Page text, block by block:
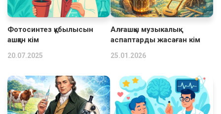
Фотосинтез құбылысын
ашқан кім
20.07.2025
Алғашқы музыкалық
аспаптарды жасаған кім
25.01.2026